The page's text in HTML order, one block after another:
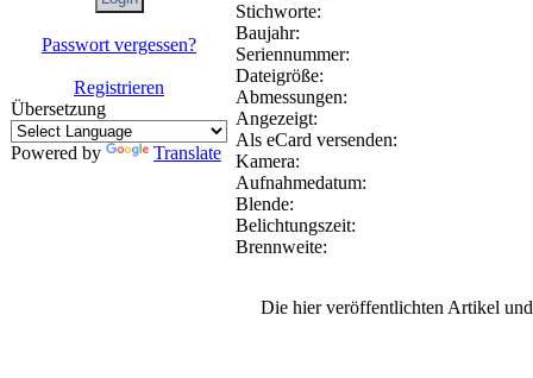
Passwort vergessen?
Registrieren
Übersetzung
Powered by Translate
Stichworte:
Baujahr:
Seriennummer:
Dateigröße:
Abmessungen:
Angezeigt:
Als eCard versenden:
Kamera:
Aufnahmedatum:
Blende:
Belichtungszeit:
Brennweite:
Die hier veröffentlichten Artikel